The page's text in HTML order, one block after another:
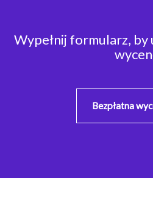
Wypełnij formularz, by
Bezpłatna